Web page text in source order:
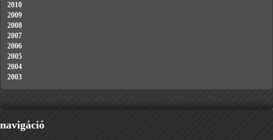
2010
2009
2008
2007
2006
2005
2004
2003
navigáció